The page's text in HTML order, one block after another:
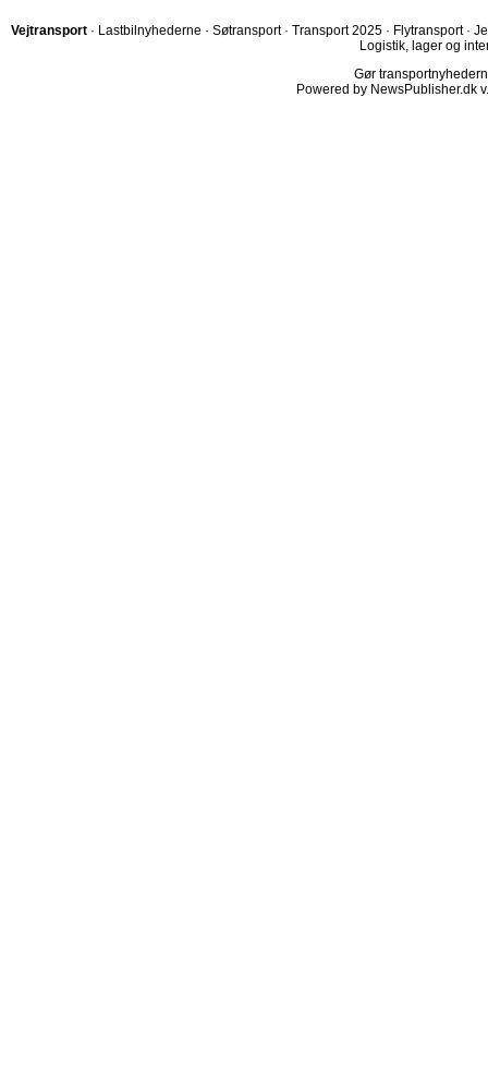
Vejtransport · Lastbilnyhederne · Søtransport · Transport 2025 · Flytransport ·
Logistik, lager og
Gør
Powered by NewsPublisher.dk